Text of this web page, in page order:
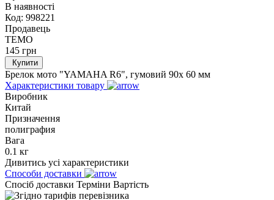
В наявності
Код: 998221
Продавець
TEMO
145 грн
Купити
Брелок мото "YAMAHA R6", гумовий 90х 60 мм
Характеристики товару
Виробник
Китай
Призначення
полиграфия
Вага
0.1 кг
Дивитись усі характеристики
Способи доставки
Спосіб доставки Терміни Вартість